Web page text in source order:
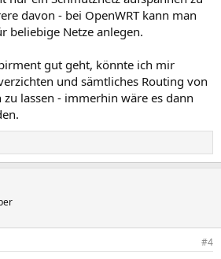
davon - bei OpenWRT kann man
beliebige Netze anlegen.
gut geht, könnte ich mir
und sämtliches Routing von
lassen - immerhin wäre es dann
#4